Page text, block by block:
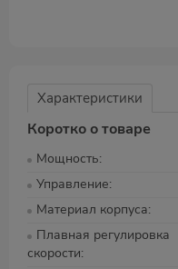
Характеристики
Коротко о товаре
Мощность
Управление
Материал корпуса
Плавная регулировка
скорости